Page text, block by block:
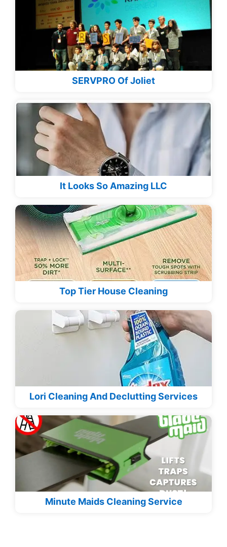
SERVPRO Of Joliet
It Looks So Amazing LLC
Top Tier House Cleaning
Lori Cleaning And Declutting Services
Minute Maids Cleaning Service